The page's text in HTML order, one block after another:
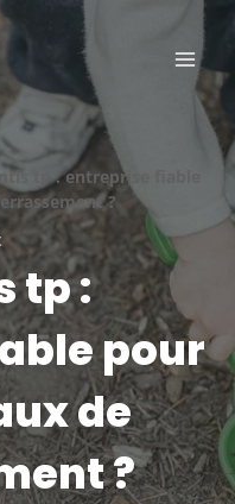
tp : entreprise fiable
?
tp :
pour
de
?